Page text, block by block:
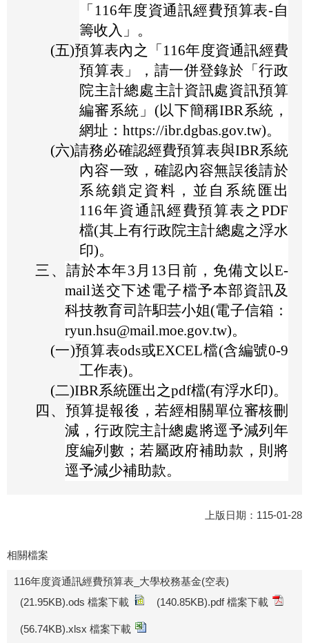
「116年度資通訊經費預算表-自
籌收入」。
(五)預算表內之「116年度資通訊經費
預算表」，請一併登錄於「行政
院主計總處主計資訊處資訊預算
編審系統」(以下簡稱IBR系統，
網址：https://ibr.dgbas.gov.tw)。
(六)請務必確認經費預算表與IBR系統
內容一致，確認內容無誤後請於
系統鎖定資料，並自系統匯出
116年資通訊經費預算表之PDF
檔(其上有行政院主計總處之浮水
印)。
三、 請於本年3月13日前，免備文以E-
mail送交下述電子檔予本部資訊及
科技教育司許馹芸小姐(電子信箱：
ryun.hsu@mail.moe.gov.tw)。
(一)預算表ods或EXCEL檔(含編號0-9
工作表)。
(二)IBR系統匯出之pdf檔(有浮水印)。
四、 預算提報後，若經相關單位審核刪
減，行政院主計總處將逕予減列年
度編列數；若屬政府補助款，則將
逕予減少補助款。
上版日期：115-01-28
相關檔案
116年度資通訊經費預算表_大學校務基金(空表)
(21.95KB).ods 檔案下載
(140.85KB).pdf 檔案下載
(56.74KB).xlsx 檔案下載